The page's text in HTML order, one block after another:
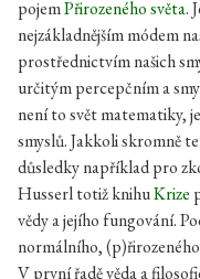
pojemPřirozeného světa.
nejzákladnějším módem
prostřednictvím našich
určitým percepčním a
není to svět matematiky,
smyslů. Jakkoli skromně
důsledky například pro
Husserl totiž knihuKrize
vědy a jejího fungování.
normálního, (p)řirozeného
V první řadě věda a